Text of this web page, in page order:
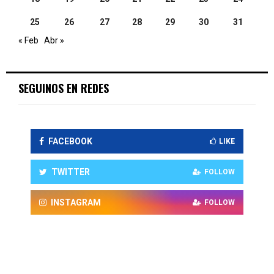
25 26 27 28 29 30
31
« Feb
Abr »
SEGUINOS EN REDES
FACEBOOK LIKE
TWITTER FOLLOW
INSTAGRAM FOLLOW